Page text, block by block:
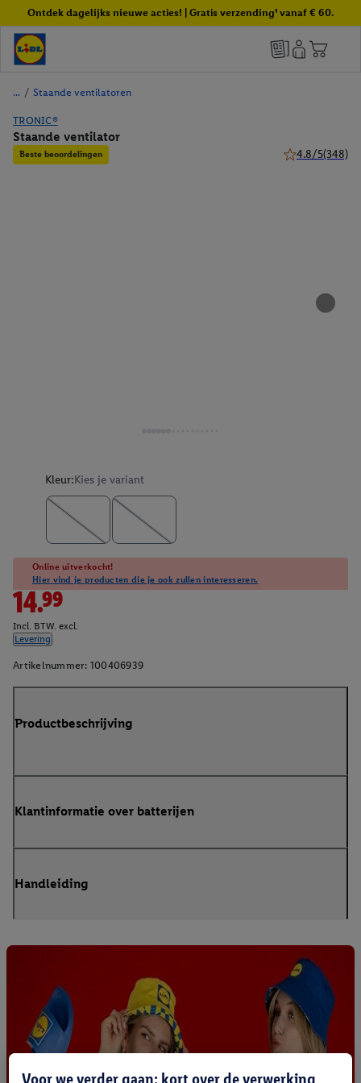
Ontdek dagelijks nieuwe acties! | Gratis verzending¹ vanaf € 60.
/ Staande ventilatoren
TRONIC®
Staande ventilator
Beste beoordelingen 4.8/5(348)
Kleur:Kies je variant
Online uitverkocht!
Hier vind je producten die je ook zullen interesseren.
14.99
Incl. BTW. excl.
Levering
Artikelnummer: 100406939
Productbeschrijving
Klantinformatie over batterijen
Handleiding
Voor we verder gaan: kort over de verwerking